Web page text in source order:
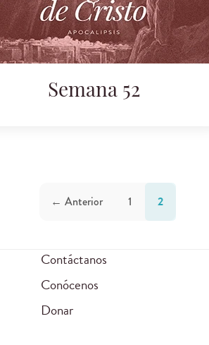
Semana 52
← Anterior 1 2
Contáctanos
Conócenos
Donar